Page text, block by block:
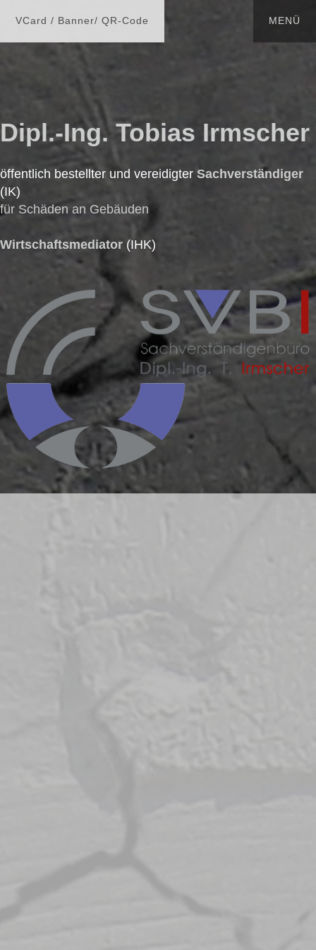
Dipl.-Ing. Tobias Irmscher
öffentlich bestellter und vereidigter Sachverständiger
(IK)
für Schäden an Gebäuden
Wirtschaftsmediator (IHK)